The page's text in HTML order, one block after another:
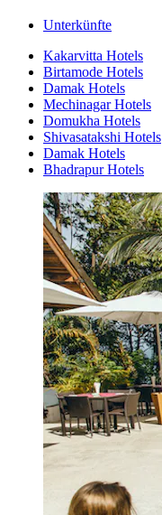
Unterkünfte
Kakarvitta Hotels
Birtamode Hotels
Damak Hotels
Mechinagar Hotels
Domukha Hotels
Shivasatakshi Hotels
Damak Hotels
Bhadrapur Hotels